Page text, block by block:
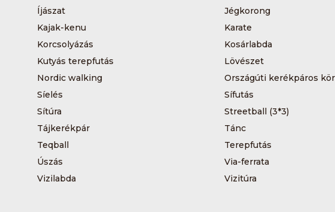
Íjászat
Jégkorong
Kajak-kenu
Karate
Korcsolyázás
Kosárlabda
Kutyás terepfutás
Lövészet
Nordic walking
Országúti kerékpáros
Síelés
Sífutás
Sítúra
Streetball (3*3)
Tájkerékpár
Tánc
Teqball
Terepfutás
Úszás
Via-ferrata
Vizilabda
Vizitúra